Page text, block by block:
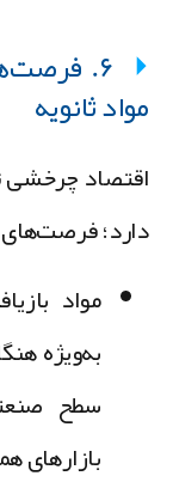
۶.
ثانویه
چرخشی
فرصت‌های
مواد
به‌ویژه
سطح صنعتی
بازارهای